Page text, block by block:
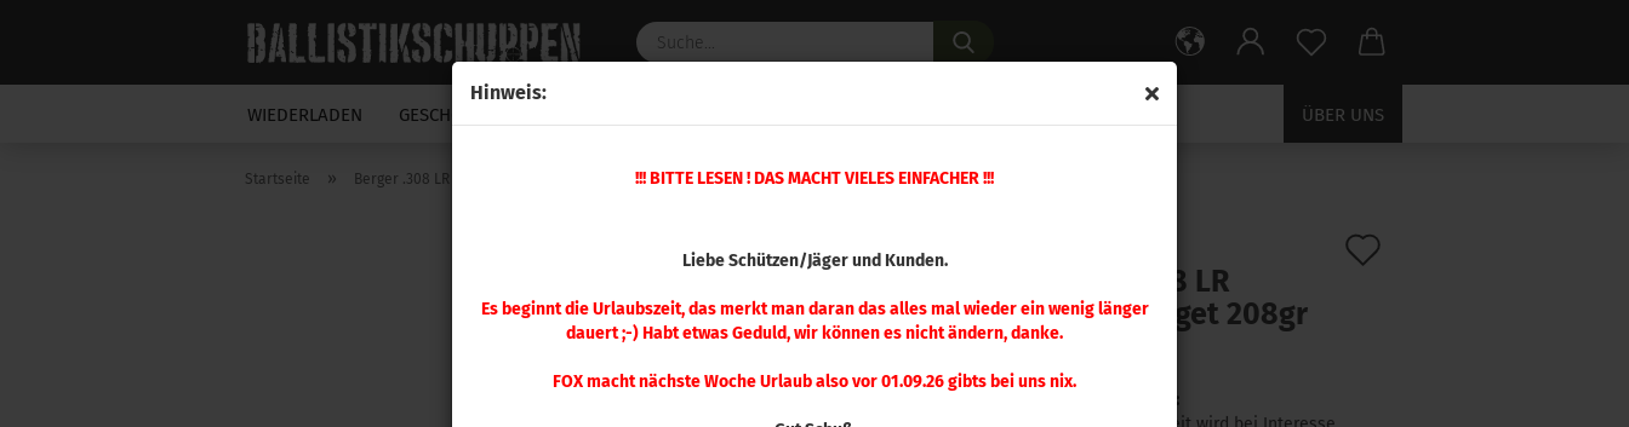
Hinweis:
!!! BITTE LESEN ! DAS MACHT VIELES EINFACHER !!!
Liebe Schützen/Jäger und Kunden.
Es beginnt die Urlaubszeit, das merkt man daran das alles mal wieder ein wenig länger
dauert ;-) Habt etwas Geduld, wir können es nicht ändern, danke.
FOX macht nächste Woche Urlaub also vor 01.09.26 gibts bei uns nix.
WIEDERLADEN GESCHOSSE ÜBER UNS
Startseite » Berger .308 LR Hybrid Target 208gr 100 Stück
Berger .308 LR
Hybrid Target 208gr
100 Stück
Lieferzeit: